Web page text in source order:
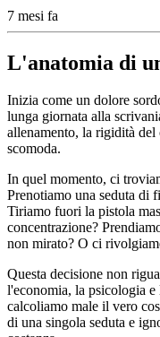
7 mesi fa
L'anatomia di
Inizia come un dolore
lunga giornata alla
allenamento, la rigidità
scomoda.
In quel momento, ci
Prenotiamo una seduta di
Tiriamo fuori la pistola
concentrazione?
non mirato? O ci
Questa decisione non
l'economia, la psicologia e
calcoliamo male il vero
di una singola seduta e